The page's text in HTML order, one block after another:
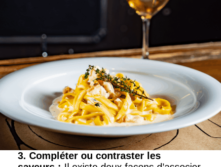
3. Compléter ou contraster les